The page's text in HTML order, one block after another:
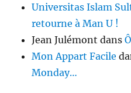
Universitas Islam
retourne à Man U !
Jean Julémont dans
Mon Appart Facile
Monday…